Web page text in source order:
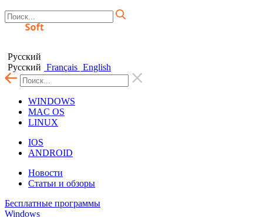
Русский
Русский Français English
WINDOWS
MAC OS
LINUX
IOS
ANDROID
Новости
Статьи и обзоры
Бесплатные программы
Windows